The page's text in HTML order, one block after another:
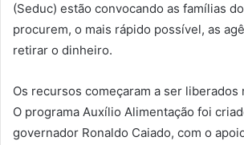
(Seduc) estão convocando as famílias
procurem, o mais rápido possível, as
retirar o dinheiro.
Os recursos começaram a ser liberados
O programa Auxílio Alimentação foi
governador Ronaldo Caiado, com o